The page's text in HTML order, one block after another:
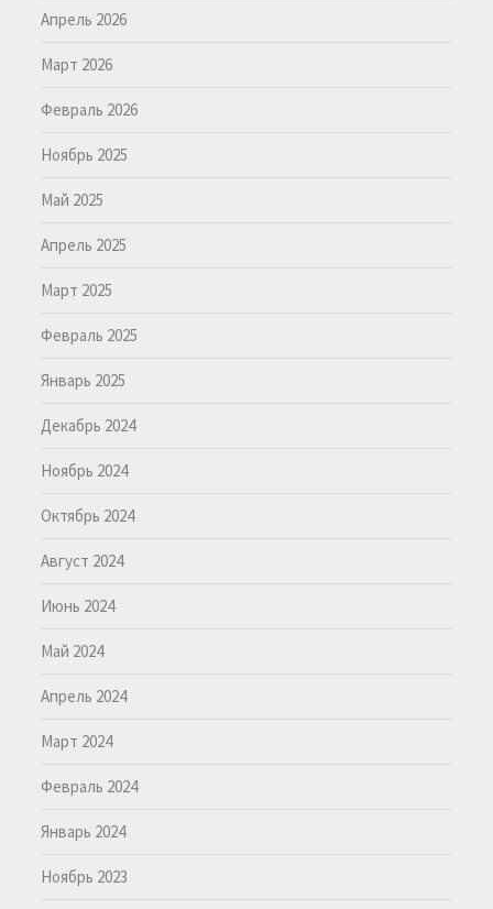
Апрель 2026
Март 2026
Февраль 2026
Ноябрь 2025
Май 2025
Апрель 2025
Март 2025
Февраль 2025
Январь 2025
Декабрь 2024
Ноябрь 2024
Октябрь 2024
Август 2024
Июнь 2024
Май 2024
Апрель 2024
Март 2024
Февраль 2024
Январь 2024
Ноябрь 2023